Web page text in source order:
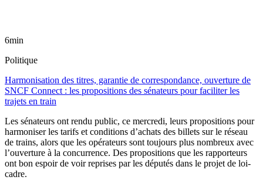
6min
Politique
Harmonisation des titres, garantie de correspondance, ouverture de
SNCF Connect : les propositions des sénateurs pour faciliter les
trajets en train
Les sénateurs ont rendu public, ce mercredi, leurs propositions pour
harmoniser les tarifs et conditions d’achats des billets sur le réseau
de trains, alors que les opérateurs sont toujours plus nombreux avec
l’ouverture à la concurrence. Des propositions que les rapporteurs
ont bon espoir de voir reprises par les députés dans le projet de loi-
cadre.